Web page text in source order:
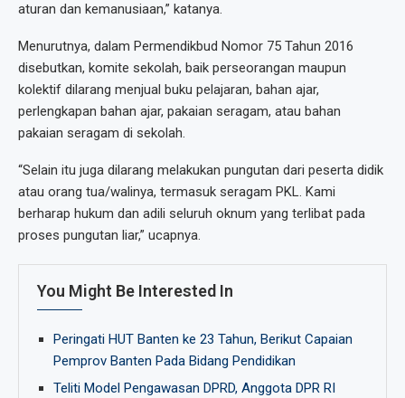
aturan dan kemanusiaan,” katanya.
Menurutnya, dalam Permendikbud Nomor 75 Tahun 2016
disebutkan, komite sekolah, baik perseorangan maupun
kolektif dilarang menjual buku pelajaran, bahan ajar,
perlengkapan bahan ajar, pakaian seragam, atau bahan
pakaian seragam di sekolah.
“Selain itu juga dilarang melakukan pungutan dari peserta didik
atau orang tua/walinya, termasuk seragam PKL. Kami
berharap hukum dan adili seluruh oknum yang terlibat pada
proses pungutan liar,” ucapnya.
You Might Be Interested In
Peringati HUT Banten ke 23 Tahun, Berikut Capaian
Pemprov Banten Pada Bidang Pendidikan
Teliti Model Pengawasan DPRD, Anggota DPR RI